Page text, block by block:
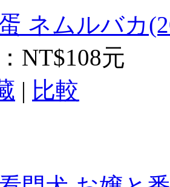
ネムルバカ
NT$108元
| 比較